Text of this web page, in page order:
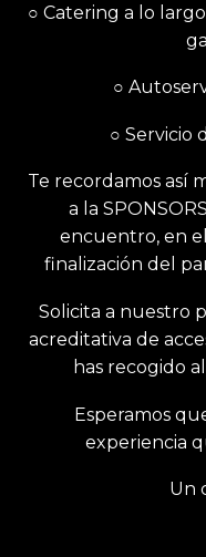
○ Catering a lo
○
○ Servicio
Te recordamos así
a la
encuentro, en el
finalización del
Solicita a nuestro
acreditativa de
has recogido
Esperamos
experiencia
Un